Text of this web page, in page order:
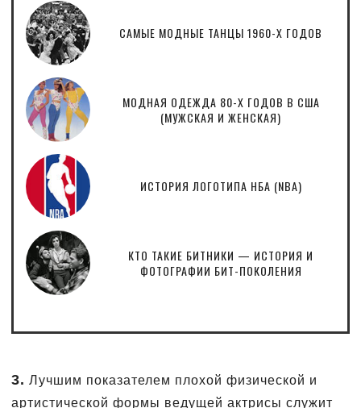
САМЫЕ МОДНЫЕ ТАНЦЫ 1960-Х ГОДОВ
МОДНАЯ ОДЕЖДА 80-Х ГОДОВ В США
(МУЖСКАЯ И ЖЕНСКАЯ)
ИСТОРИЯ ЛОГОТИПА НБА (NBA)
КТО ТАКИЕ БИТНИКИ — ИСТОРИЯ И
ФОТОГРАФИИ БИТ-ПОКОЛЕНИЯ
3. Лучшим показателем плохой физической и
артистической формы ведущей актрисы служит